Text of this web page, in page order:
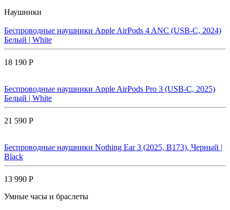
Наушники
Беспроводные наушники Apple AirPods 4 ANC (USB-C, 2024)
Белый | White
18 190 Р
Беспроводные наушники Apple AirPods Pro 3 (USB-C, 2025)
Белый | White
21 590 Р
Беспроводные наушники Nothing Ear 3 (2025, B173), Черный |
Black
13 990 Р
Умные часы и браслеты